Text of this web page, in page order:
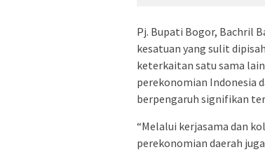
Pj. Bupati Bogor, Bachril
kesatuan yang sulit
keterkaitan satu sama
perekonomian Indonesia
berpengaruh signifikan
“Melalui kerjasama dan
perekonomian daerah